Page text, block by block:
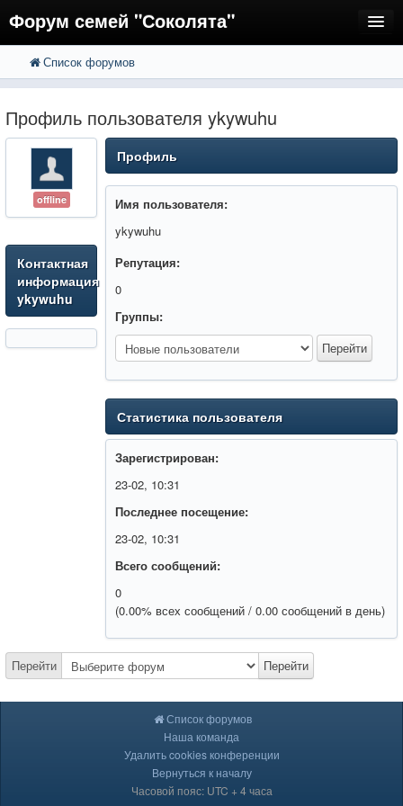
Форум семей "Соколята"
FAQ
Регистрация
Вход
Список форумов
Профиль пользователя ykywuhu
offline
Контактная
информация
ykywuhu
Профиль
Имя пользователя:
ykywuhu
Репутация:
0
Группы:
Статистика пользователя
Зарегистрирован:
23-02, 10:31
Последнее посещение:
23-02, 10:31
Всего сообщений:
0
(0.00% всех сообщений / 0.00 сообщений в день)
Перейти Перейти
Список форумов
Наша команда
Удалить cookies конференции
Вернуться к началу
Часовой пояс: UTC + 4 часа